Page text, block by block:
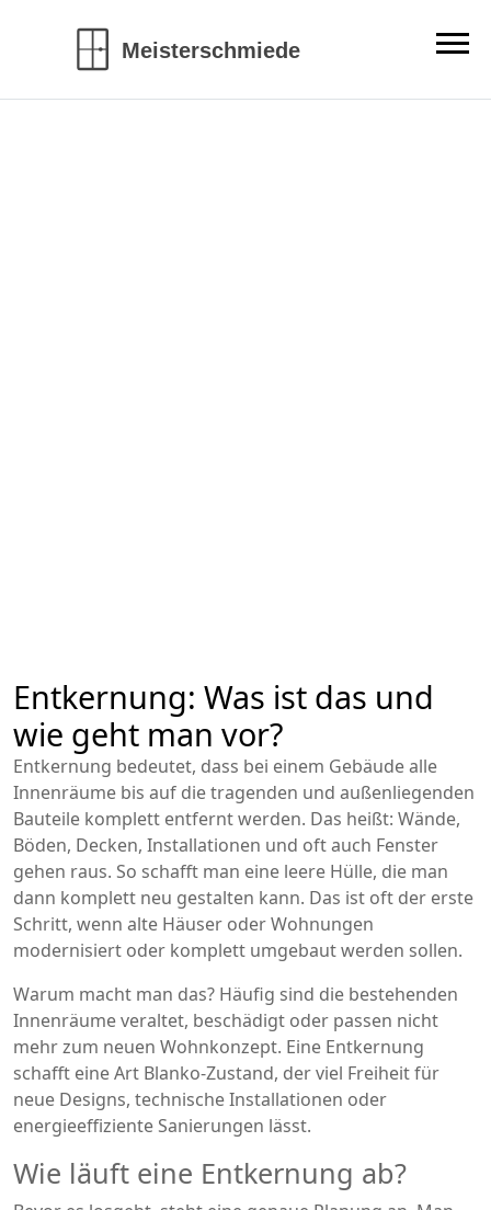
Entkernung: Was ist das und
wie geht man vor?
Entkernung bedeutet, dass bei einem Gebäude alle
Innenräume bis auf die tragenden und außenliegenden
Bauteile komplett entfernt werden. Das heißt: Wände,
Böden, Decken, Installationen und oft auch Fenster
gehen raus. So schafft man eine leere Hülle, die man
dann komplett neu gestalten kann. Das ist oft der erste
Schritt, wenn alte Häuser oder Wohnungen
modernisiert oder komplett umgebaut werden sollen.
Warum macht man das? Häufig sind die bestehenden
Innenräume veraltet, beschädigt oder passen nicht
mehr zum neuen Wohnkonzept. Eine Entkernung
schafft eine Art Blanko-Zustand, der viel Freiheit für
neue Designs, technische Installationen oder
energieeffiziente Sanierungen lässt.
Wie läuft eine Entkernung ab?